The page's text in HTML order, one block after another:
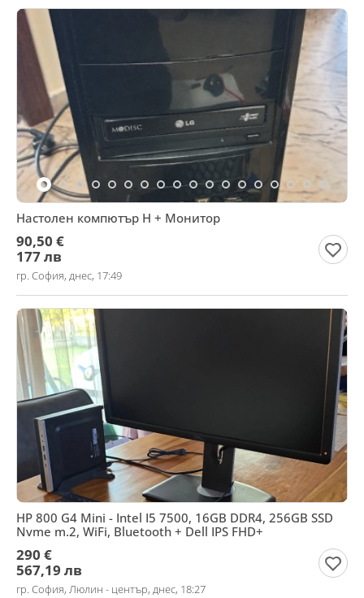
Настолен компютър Н + Монитор
90,50 €
177 лв
гр. София, днес, 17:49
HP 800 G4 Mini - Intel I5 7500, 16GB DDR4, 256GB SSD
Nvme m.2, WiFi, Bluetooth + Dell IPS FHD+
290 €
567,19 лв
гр. София, Люлин - център, днес, 18:27